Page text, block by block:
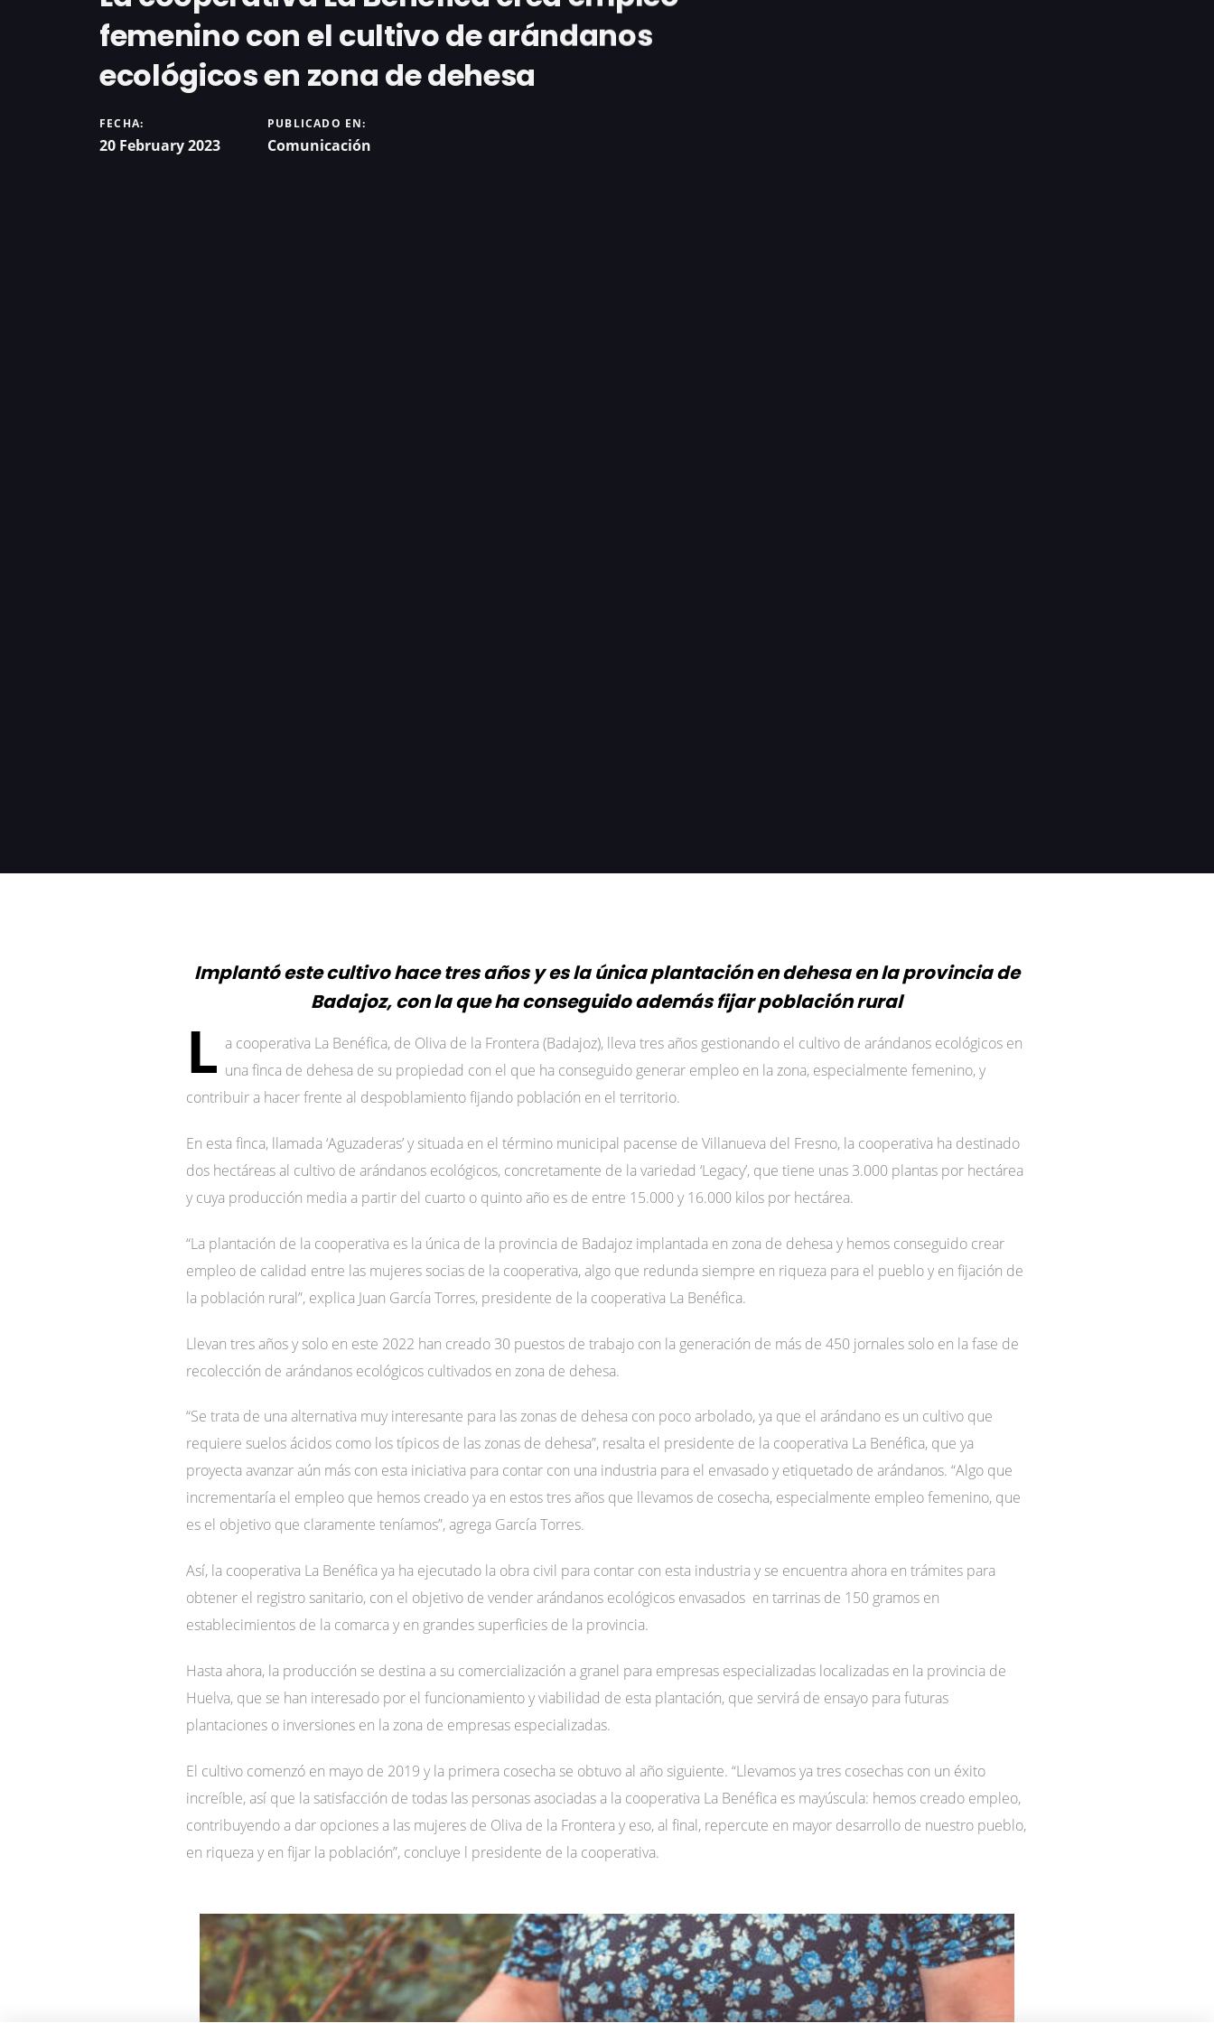
femenino con el cultivo de arándanos
ecológicos en zona de dehesa
FECHA:
20 February 2023
PUBLICADO EN:
Comunicación
Implantó este cultivo hace tres años y es la única plantación en dehesa en la provincia de
Badajoz, con la que ha conseguido además fijar población rural
L a cooperativa La Benéfica, de Oliva de la Frontera (Badajoz), lleva tres años gestionando el cultivo de arándanos ecológicos en
una finca de dehesa de su propiedad con el que ha conseguido generar empleo en la zona, especialmente femenino, y
contribuir a hacer frente al despoblamiento fijando población en el territorio.
En esta finca, llamada ‘Aguzaderas’ y situada en el término municipal pacense de Villanueva del Fresno, la cooperativa ha destinado
dos hectáreas al cultivo de arándanos ecológicos, concretamente de la variedad ‘Legacy’, que tiene unas 3.000 plantas por hectárea
y cuya producción media a partir del cuarto o quinto año es de entre 15.000 y 16.000 kilos por hectárea.
“La plantación de la cooperativa es la única de la provincia de Badajoz implantada en zona de dehesa y hemos conseguido crear
empleo de calidad entre las mujeres socias de la cooperativa, algo que redunda siempre en riqueza para el pueblo y en fijación de
la población rural”, explica Juan García Torres, presidente de la cooperativa La Benéfica.
Llevan tres años y solo en este 2022 han creado 30 puestos de trabajo con la generación de más de 450 jornales solo en la fase de
recolección de arándanos ecológicos cultivados en zona de dehesa.
“Se trata de una alternativa muy interesante para las zonas de dehesa con poco arbolado, ya que el arándano es un cultivo que
requiere suelos ácidos como los típicos de las zonas de dehesa”, resalta el presidente de la cooperativa La Benéfica, que ya
proyecta avanzar aún más con esta iniciativa para contar con una industria para el envasado y etiquetado de arándanos. “Algo que
incrementaría el empleo que hemos creado ya en estos tres años que llevamos de cosecha, especialmente empleo femenino, que
es el objetivo que claramente teníamos”, agrega García Torres.
Así, la cooperativa La Benéfica ya ha ejecutado la obra civil para contar con esta industria y se encuentra ahora en trámites para
obtener el registro sanitario, con el objetivo de vender arándanos ecológicos envasados en tarrinas de 150 gramos en
establecimientos de la comarca y en grandes superficies de la provincia.
Hasta ahora, la producción se destina a su comercialización a granel para empresas especializadas localizadas en la provincia de
Huelva, que se han interesado por el funcionamiento y viabilidad de esta plantación, que servirá de ensayo para futuras
plantaciones o inversiones en la zona de empresas especializadas.
El cultivo comenzó en mayo de 2019 y la primera cosecha se obtuvo al año siguiente. “Llevamos ya tres cosechas con un éxito
increíble, así que la satisfacción de todas las personas asociadas a la cooperativa La Benéfica es mayúscula: hemos creado empleo,
contribuyendo a dar opciones a las mujeres de Oliva de la Frontera y eso, al final, repercute en mayor desarrollo de nuestro pueblo,
en riqueza y en fijar la población”, concluye l presidente de la cooperativa.